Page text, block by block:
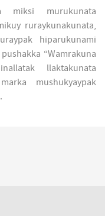
miksi murukunata
ruraykunakunata,
hiparukunami
“Wamrakuna
llaktakunata
mushukyaypak